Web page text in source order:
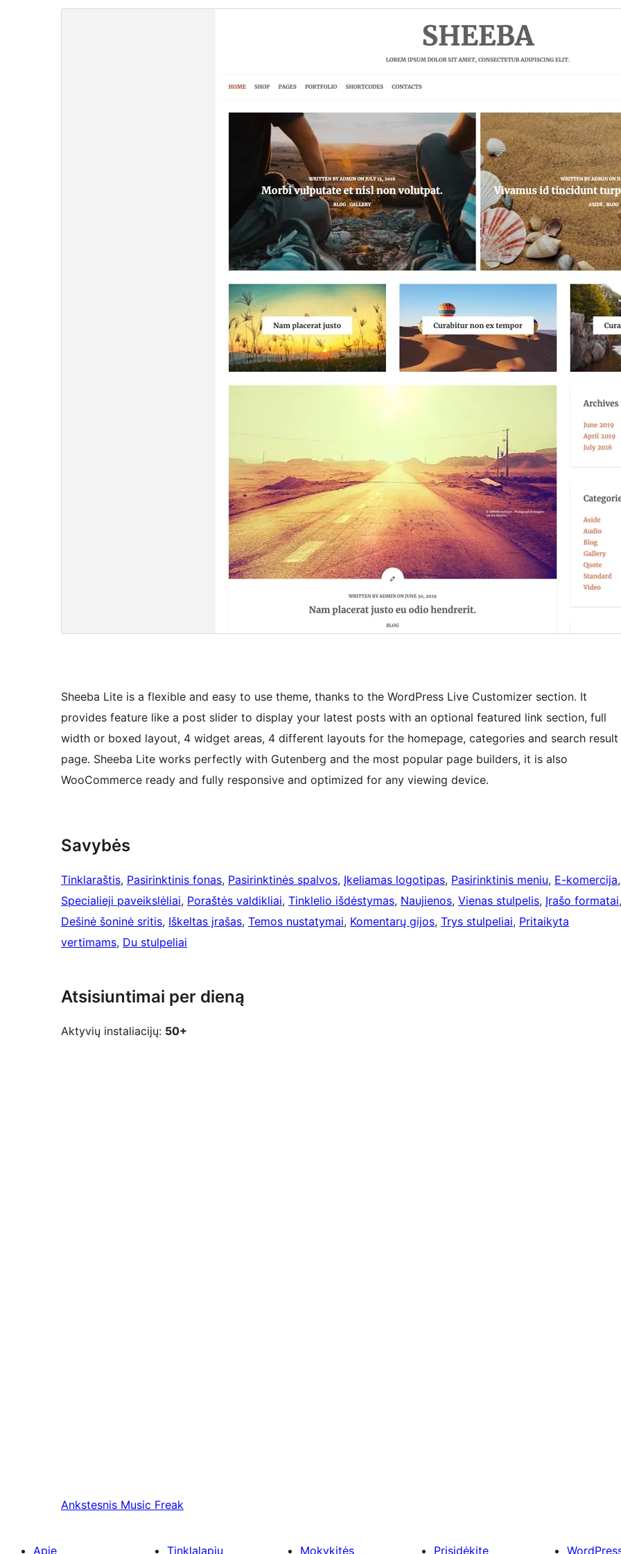
Sheeba Lite is a flexible and easy to use theme, thanks to the WordPress Live Customizer section. It
provides feature like a post slider to display your latest posts with an optional featured link section, full
width or boxed layout, 4 widget areas, 4 different layouts for the homepage, categories and search result
page. Sheeba Lite works perfectly with Gutenberg and the most popular page builders, it is also
WooCommerce ready and fully responsive and optimized for any viewing device.
Savybės
Tinklaraštis, Pasirinktinis fonas, Pasirinktinės spalvos, Įkeliamas logotipas, Pasirinktinis meniu, E-komercija
Specialieji paveikslėliai, Poraštės valdikliai, Tinklelio išdėstymas, Naujienos, Vienas stulpelis, Įrašo formatai
Dešinė šoninė sritis, Iškeltas įrašas, Temos nustatymai, Komentarų gijos, Trys stulpeliai, Pritaikyta
vertimams, Du stulpeliai
Atsisiuntimai per dieną
Aktyvių instaliacijų: 50+
Ankstesnis Music Freak
Apie Tinklalapių Mokykitės Prisidėkite